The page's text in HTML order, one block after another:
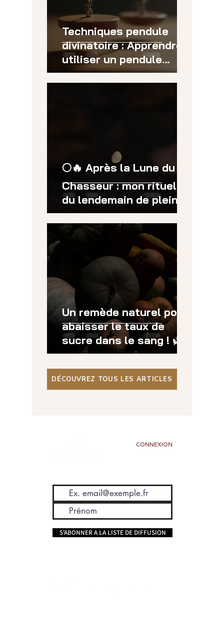
Techniques pendule
divinatoire : Apprendre à
utiliser un pendule
divinatoire
efficacement
🌕🔥 Après la Lune du
Chasseur : mon rituel
du lendemain de pleine
lune
Un remède naturel pour
abaisser le taux de
sucre dans le sang ! 🌿
🩸
DÉCOUVREZ TOUS LES ARTICLES
CONNEXION
S'ABONNER A LA LISTE DE DIFFUSION